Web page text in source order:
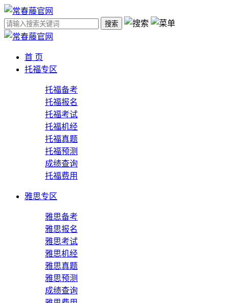
搜索
首 页
托福专区
托福备考
托福报名
托福考试
托福机经
托福真题
托福预测
成绩查询
托福费用
雅思专区
雅思备考
雅思报名
雅思考试
雅思机经
雅思真题
雅思预测
成绩查询